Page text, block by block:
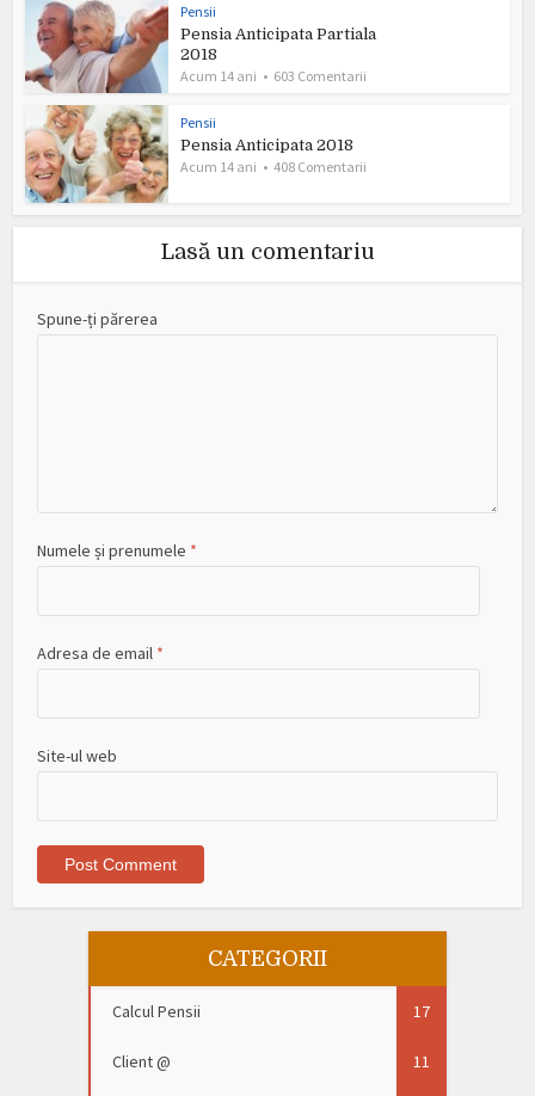
Pensii
Pensia Anticipata Partiala
2018
Acum 14 ani
603 Comentarii
Pensii
Pensia Anticipata 2018
Acum 14 ani
408 Comentarii
Lasă un comentariu
Spune-ți părerea
Numele și prenumele *
Adresa de email *
Site-ul web
CATEGORII
Calcul Pensii 17
Client @ 11